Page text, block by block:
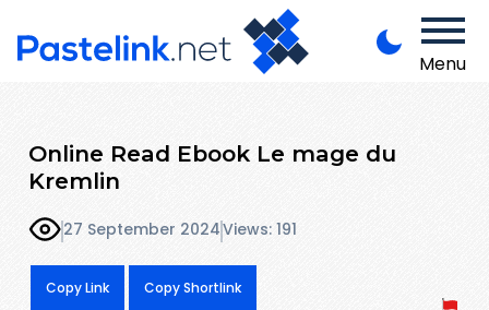
Menu
Online Read Ebook Le mage du
Kremlin
27 September 2024Views: 191
Copy Link Copy Shortlink